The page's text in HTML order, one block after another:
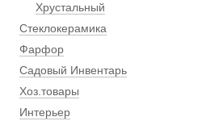
Хрустальный
Стеклокерамика
Фарфор
Садовый Инвентарь
Хоз.товары
Интерьер